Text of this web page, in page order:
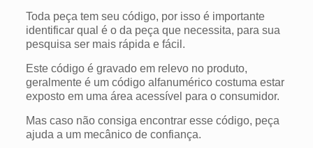
Toda peça tem seu código, por isso é importante
identificar qual é o da peça que necessita, para sua
pesquisa ser mais rápida e fácil.
Este código é gravado em relevo no produto,
geralmente é um código alfanumérico costuma estar
exposto em uma área acessível para o consumidor.
Mas caso não consiga encontrar esse código, peça
ajuda a um mecânico de confiança.